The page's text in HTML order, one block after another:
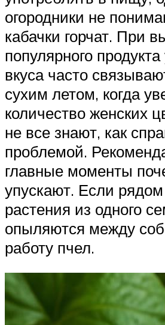
огородники не
кабачки горчат. При
популярного
вкуса часто
сухим летом, когда
количество женских
не все знают, как
проблемой.
главные моменты
упускают. Если
растения из одного
опыляются между
работу пчел.